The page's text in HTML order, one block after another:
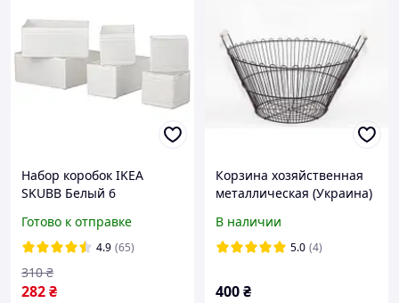
Набор коробок IKEA
SKUBB Белый 6
Готово к отправке
4.9 (65)
282₴
310 ₴
Корзина хозяйственная
металлическая (Украина)
В наличии
5.0 (4)
400₴